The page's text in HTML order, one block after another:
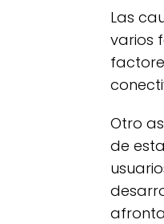
Las
varios
Otro
de